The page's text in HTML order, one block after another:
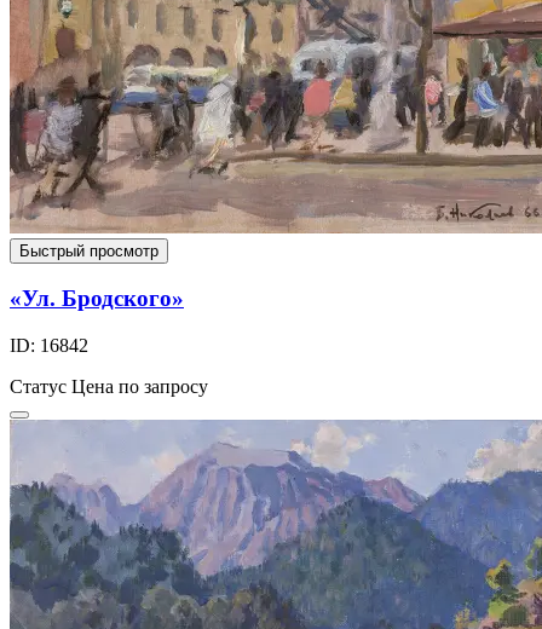
Быстрый просмотр
«Ул. Бродского»
ID: 16842
Статус Цена по запросу